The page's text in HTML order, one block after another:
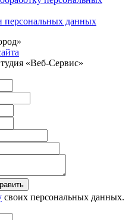
персональных данных
«Веб-Cервис»
своих персональных данных.